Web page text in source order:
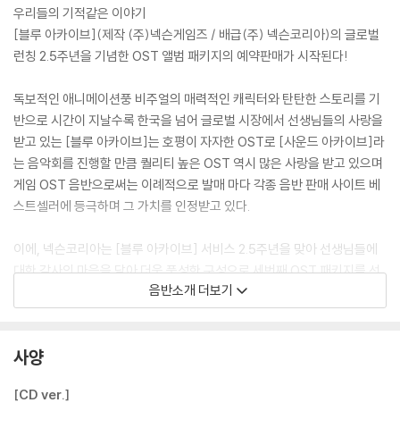
우리들의 기적같은 이야기
[블루 아카이브](제작 (주)넥슨게임즈 / 배급(주) 넥슨코리아)의 글로벌
런칭 2.5주년을 기념한 OST 앨범 패키지의 예약판매가 시작된다!
독보적인 애니메이션풍 비주얼의 매력적인 캐릭터와 탄탄한 스토리를 기
반으로 시간이 지날수록 한국을 넘어 글로벌 시장에서 선생님들의 사랑을
받고 있는 [블루 아카이브]는 호평이 자자한 OST로 [사운드 아카이브]라
는 음악회를 진행할 만큼 퀄리티 높은 OST 역시 많은 사랑을 받고 있으며
게임 OST 음반으로써는 이례적으로 발매 마다 각종 음반 판매 사이트 베
스트셀러에 등극하며 그 가치를 인정받고 있다.
이에, 넥슨코리아는 [블루 아카이브] 서비스 2.5주년을 맞아 선생님들에
대한 감사의 마음을 담아 더욱 풍성한 구성으로 세번째 OST 패키지를 선
성된 패키지에 총 26개의 트랙이 수록되었으며 취향에 따라 2CD로 구성
구성되었다.
음반소개 더보기
사양
[CD ver.]